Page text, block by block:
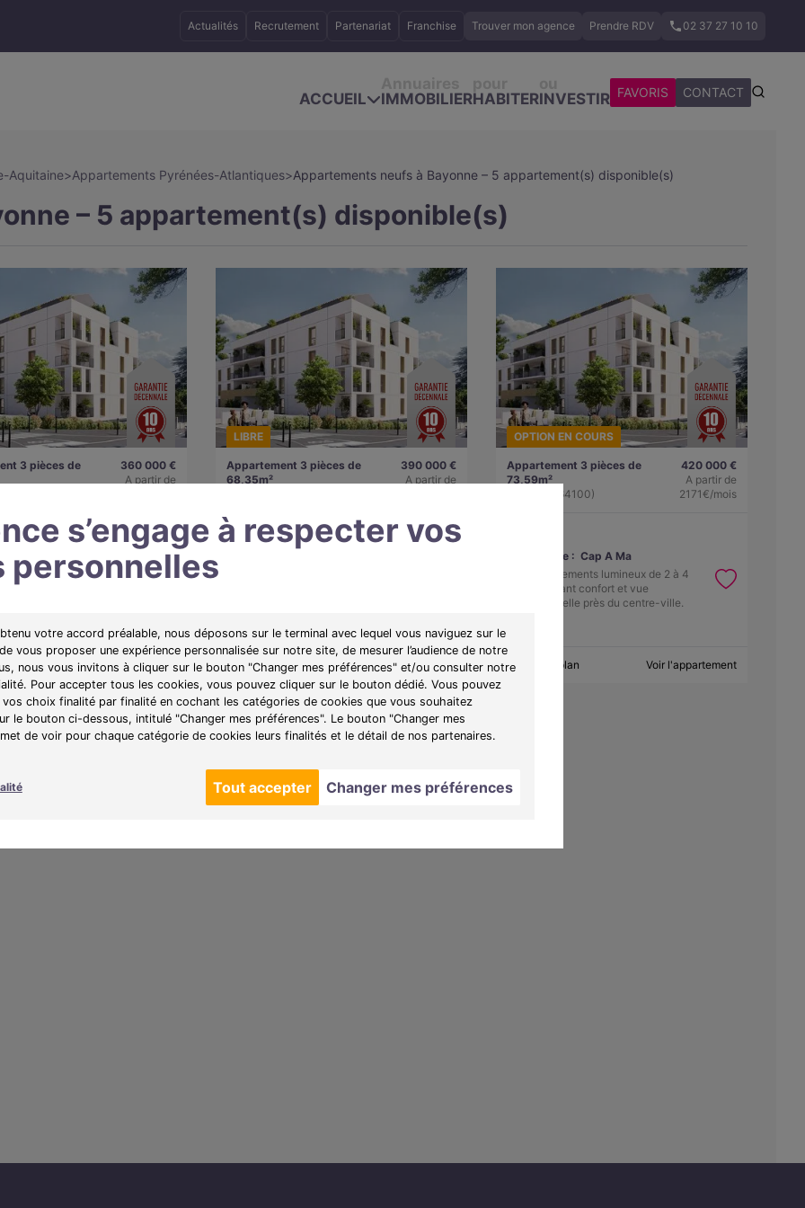
s’engage à respecter vos
personnelles
votre accord préalable, nous déposons sur le terminal avec lequel vous naviguez sur le
vous proposer une expérience personnalisée sur notre site, de mesurer l’audience de notre
nous vous invitons à cliquer sur le bouton "Changer mes préférences" et/ou consulter notre
Pour accepter tous les cookies, vous pouvez cliquer sur le bouton dédié. Vous pouvez
choix finalité par finalité en cochant les catégories de cookies que vous souhaitez
le bouton ci-dessous, intitulé "Changer mes préférences". Le bouton "Changer mes
de voir pour chaque catégorie de cookies leurs finalités et le détail de nos partenaires.
Tout accepter Changer mes préférences
Actualités Recrutement Partenariat Franchise Trouver mon agence Prendre RDV 02 37 27 10 10
ACCUEIL
IMMOBILIERHABITERINVESTIR FAVORIS CONTACT
Aquitaine>Appartements Pyrénées-Atlantiques>Appartements neufs à Bayonne – 5 appartement(s) disponible(s)
– 5 appartement(s) disponible(s)
3 pièces de
360 000 €
A partir de
:
lumineux de 2 à 4
confort et vue
Voir l'appartement
LIBRE
Appartement 3 pièces de
68,35m²
390 000 €
A partir de
Obtenir le plan Voir l'appartement
OPTION EN COURS
Appartement 3 pièces de
73,59m²
Bayonne (64100)
420 000 €
A partir de
2171€/mois
Programme : Cap A Ma
Des appartements lumineux de 2 à 4
pièces, alliant confort et vue
exceptionnelle près du centre-ville.
Obtenir le plan Voir l'appartement